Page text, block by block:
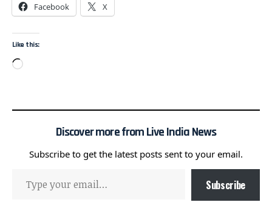
Facebook X
Like this:
Discover more from Live India News
Subscribe to get the latest posts sent to your email.
Subscribe